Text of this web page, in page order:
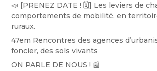
📣 [PRENEZ DATE ! 🗓️] Les leviers de
comportements de mobilité, en
ruraux.
47em Rencontres des agences
foncier, des sols vivants
ON PARLE DE NOUS ! 📰